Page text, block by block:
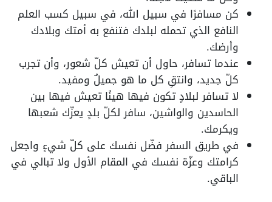
كن مسافرًا في سبيل الله، في سبيل كسب العلم
النافع الذي تحمله لبلدك فتنفع به أمتك وبلادك
وأرضك.
عندما تسافر، حاول أن تعيش كلّ شعور، وأن تجرب
كلّ جديد، وانتقِ كل ما هو جميلٌ ومفيد.
لا تسافر لبلادٍ تكون فيها هينًا تعيش فيها بين
الحاسدين والواشين، سافر لكلّ بلدٍ يعزّك شعبها
ويكرمك.
في طريق السفر فضّل نفسك على كلّ شيءٍ واجعل
كرامتك وعزّة نفسك في المقام الأول ولا تبالي في
الباقي.